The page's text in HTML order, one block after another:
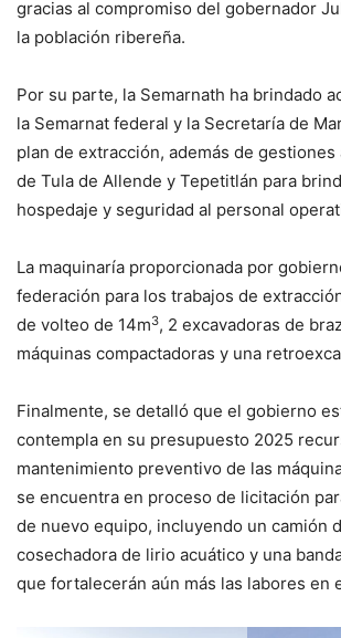
gracias al compromiso del gobernador
la población ribereña.
Por su parte, la Semarnath ha brindado
la Semarnat federal y la Secretaría de
plan de extracción, además de
de Tula de Allende y Tepetitlán para
hospedaje y seguridad al personal
La maquinaría proporcionada por
federación para los trabajos de
de volteo de 14m3, 2 excavadoras de
máquinas compactadoras y una
Finalmente, se detalló que el gobierno
contempla en su presupuesto 2025
mantenimiento preventivo de las
se encuentra en proceso de licitación
de nuevo equipo, incluyendo un camión
cosechadora de lirio acuático y una
que fortalecerán aún más las labores en